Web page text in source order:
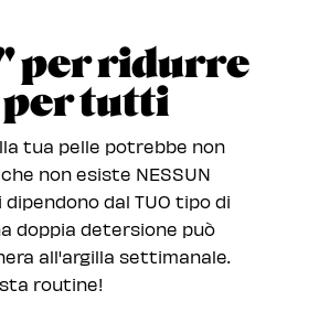
per ridurre
per tutti
tua pelle potrebbe non
non esiste NESSUN
dal TUO tipo di
doppia detersione può
all'argilla settimanale.
routine!